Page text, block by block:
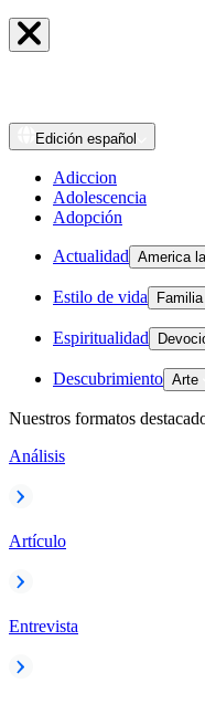
Edición español
Adiccion
Adolescencia
Adopción
Actualidad America
Estilo de vida Familia
Espiritualidad
Descubrimiento Arte
Nuestros formatos
Análisis
Artículo
Entrevista